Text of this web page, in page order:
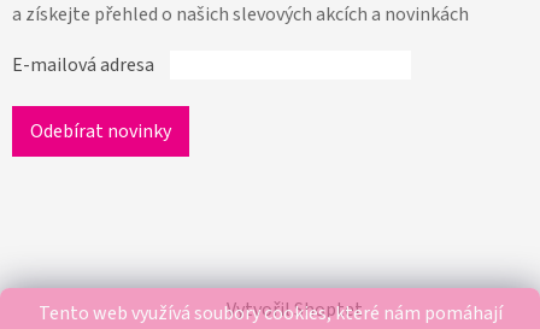
Tento web využívá soubory cookies, které nám pomáhají
a získejte přehled o našich slevových akcích a novinkách
E-mailová adresa
Vytvořil Shoptet